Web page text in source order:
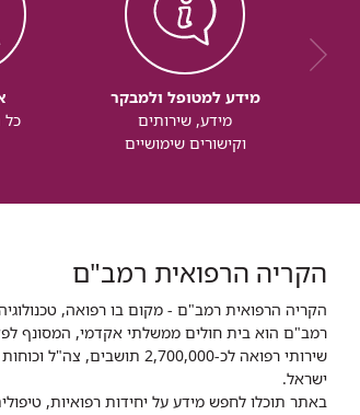
מידע למטופל ולמבקר
מידע, שירותים
וקישורים שימושיים
כל
הקריה הרפואית רמב"ם
הקריה הרפואית רמב"ם - מקום בו רפואה,
ישראל.
באתר תוכלו לחפש מידע על יחידות רפואיות,